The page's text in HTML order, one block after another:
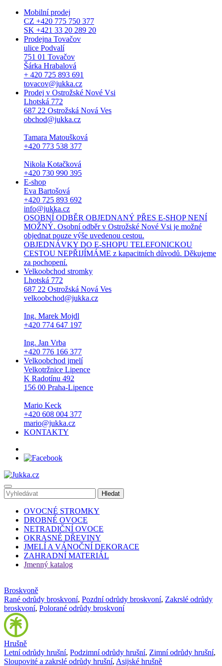
Mobilní prodej
CZ +420 775 750 377
SK +421 33 20 289 20
Prodejna Tovačov
ulice Podvalí
751 01 Tovačov
Šárka Hrabalová
+ 420 725 893 691
tovacov@jukka.cz
Prodej v Ostrožské Nové Vsi
Lhotská 772
687 22 Ostrožská Nová Ves
obchod@jukka.cz
Tamara Matoušková
+420 773 538 377
Nikola Kotačková
+420 730 990 395
E-shop
Eva Bartošová
+420 725 893 692
info@jukka.cz
OSOBNÍ ODBĚR OBJEDNANÝ PŘES E-SHOP NENÍ
MOŽNÝ. Osobní odběr v Ostrožské Nové Vsi je možné
objednat pouze výše uvedenou cestou.
OBJEDNÁVKY DO E-SHOPU TELEFONICKOU
CESTOU NEPŘIJÍMÁME z kapacitních důvodů. Děkujeme
za pochopení.
Velkoobchod stromky
Lhotská 772
687 22 Ostrožská Nová Ves
velkoobchod@jukka.cz
Ing. Marek Mojdl
+420 774 647 197
Ing. Jan Vrba
+420 776 166 377
Velkoobchod jmelí
Velkotržnice Lipence
K Radotínu 492
156 00 Praha-Lipence
Mario Keck
+420 608 004 377
mario@jukka.cz
KONTAKTY
OVOCNÉ STROMKY
DROBNÉ OVOCE
NETRADIČNÍ OVOCE
OKRASNÉ DŘEVINY
JMELÍ A VÁNOČNÍ DEKORACE
ZAHRADNÍ MATERIÁL
Jmenný katalog
Broskvoně
Rané odrůdy broskvoní, Pozdní odrůdy broskvoní, Zakrslé odrůdy
broskvoní, Polorané odrůdy broskvoní
Hrušně
Letní odrůdy hrušní, Podzimní odrůdy hrušní, Zimní odrůdy hrušní,
Sloupovité a zakrslé odrůdy hrušní, Asijské hrušně